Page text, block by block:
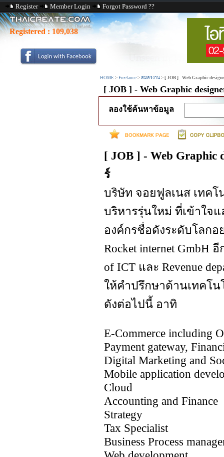
Register Member Login Forgot Password ??
Registered : 109,038
HOME > Freelance > สมัครงาน > [ JOB ] - Web Graphic
[ JOB ] - Web Graphic
ลองใช้ค้นหาข้อมูล
[ JOB ] - Web
ร์
บริษัท จอยฟูลเนส เทค
บริหารรุ่นใหม่ ที่เข้าใจ
องค์กรชื่อดังระดับโลกอย่
Rocket internet GmbH
of ICT และ Revenue
ให้คำปรึกษาด้านเทคโน
ดังต่อไปนี้ อาทิ
E-Commerce including
Payment gateway,
Digital Marketing and
Mobile application
Cloud
Accounting and Finance
Strategy
Tax Specialist
Business Process